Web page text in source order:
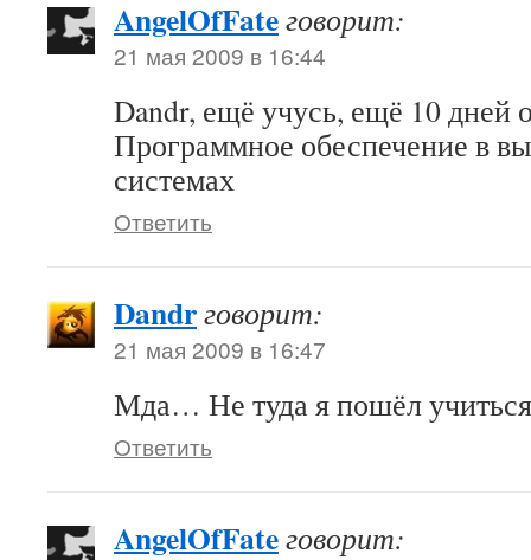
AngelOfFateговорит:
21 мая 2009 в 16:44
Dandr, ещё учусь, ещё 10 дней
Программное обеспечение в
системах
Ответить
Dandrговорит:
21 мая 2009 в 16:47
Мда… Не туда я пошёл
Ответить
AngelOfFateговорит: